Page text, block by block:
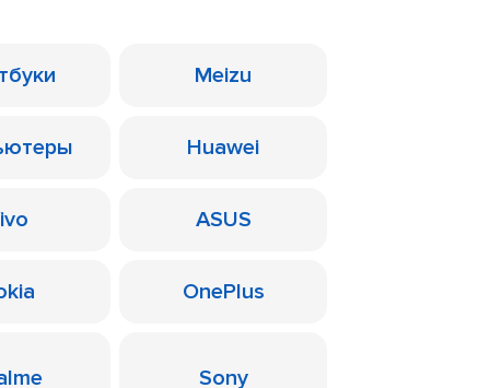
Meizu
Huawei
ASUS
OnePlus
Sony